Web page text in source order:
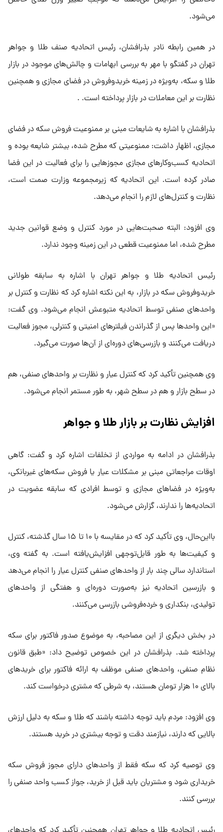
می‌شود.
در همین رابطه نادر بذرافشان، رئیس اتحادیه صنف طلا و جواهر
تهران در گفتگو با مهر به بررسی ابهامات و چالش‌های موجود در بازار
طلا و سکه، به‌ویژه در زمینه خریدوفروش در فضای مجازی و همچنین
نظارت بر این معاملات در بازار پرداخته است. .
بذرافشان با اشاره به شایعات مبنی بر ممنوعیت فروش سکه در فضای
مجازی، اظهار داشت: ممنوعیتی که مطرح شده، بیشتر شایعه بوده و
اتحادیه کسب‌وکارهای مجازی مجوزهایی را برای فعالیت در این فضا
صادر کرده است. این اتحادیه که زیرمجموعه وزارت صمت است،
نظارت و کنترل‌های لازم را انجام می‌دهد.
وی افزود: البته صحبت‌هایی در مورد کنترل و وضع قوانین جدید
مطرح شده، اما ممنوعیت قطعی در این زمینه وجود ندارد.
رئیس اتحادیه طلا و جواهر تهران با اشاره به سابقه طولانی
خریدوفروش سکه در بازار، به این نکته اشاره کرد که نظارت و کنترل بر
واحدهای صنفی توسط اتحادیه متبوعش انجام می‌شود. وی گفت:
«این واحدها پس از گذراندن فیلترهای امنیتی و کنترلی، مجوز فعالیت
دریافت می‌کنند و بازرسی‌های دوره‌ای از آن‌ها صورت می‌گیرد.
وی همچنین تأکید کرد که کنترل عیار و نظارت بر واحدهای صنفی، هم
در سطح بازار و هم در سطح شهر، به طور مستمر انجام می‌شود.
افزایش نظارت بر بازار طلا و جواهر
بذرافشان در ادامه به مواردی از تخلفات اشاره کرد و گفت: گاهی
اوقات مراجعاتی مبنی بر مشکلات عیار یا فروش سکه‌های غیربانکی،
به‌ویژه در فضاهای مجازی و توسط افرادی که سابقه عضویت در
اتحادیه‌ها را ندارند، گزارش می‌شود.
بااین‌حال، وی تأکید کرد که در مقایسه با ۱۰ تا ۱۵ سال گذشته، کنترل
و کیفیت‌ها به طور قابل‌توجهی افزایش‌یافته است. به گفته وی،
استاندارد سالی چند بار از واحدهای صنفی کنترل عیار را انجام می‌دهد
و بازرسین اتحادیه نیز به‌صورت دوره‌ای و هفتگی از واحدهای
تولیدی، بنکداری و خرده‌فروشی بازرسی می‌کنند.
در بخش دیگری از این مصاحبه، به موضوع صدور فاکتور برای سکه
پرداخته شد. بذرافشان در این خصوص توضیح داد: «طبق قانون
نظام صنفی، واحدهای صنفی موظف به ارائه فاکتور برای خریدهای
بالای ۱۰ هزار تومان هستند، به شرطی که مشتری درخواست کند.
وی افزود: مردم باید توجه داشته باشند که طلا و سکه به دلیل ارزش
بالایی که دارند، نیازمند دقت و توجه بیشتری در خرید هستند.
وی توصیه کرد که سکه فقط از واحدهای دارای مجوز فروش سکه
خریداری شود و مشتریان باید قبل از خرید، جواز کسب واحد صنفی را
بررسی کنند.